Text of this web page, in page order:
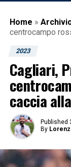
Home »
centrocampo
2023
Cagliari,
caccia
Published
By